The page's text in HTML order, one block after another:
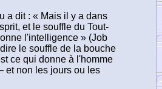
a dit : « Mais il y a dans
et le souffle du Tout-
l'intelligence » (Job
le souffle de la bouche
ce qui donne à l'homme
et non les jours ou les